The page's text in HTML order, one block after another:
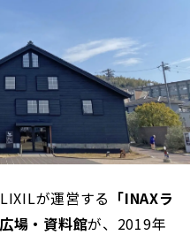
が運営する 「INAXラ
場・資料館が、2019年